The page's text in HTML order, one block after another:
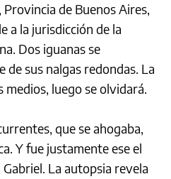
de Buenos Aires,
a la jurisdicción de la
Dos iguanas se
de sus nalgas redondas. La
luego se olvidará.
que se ahogaba,
Y fue justamente ese el
La autopsia revela